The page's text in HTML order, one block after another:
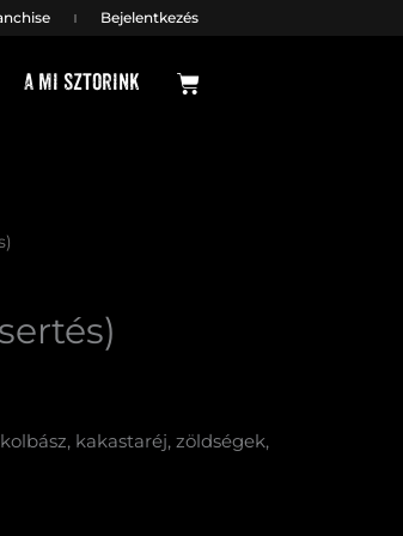
Bejelentkezés
A mi sztorink Kosár
kakastaréj, zöldségek,